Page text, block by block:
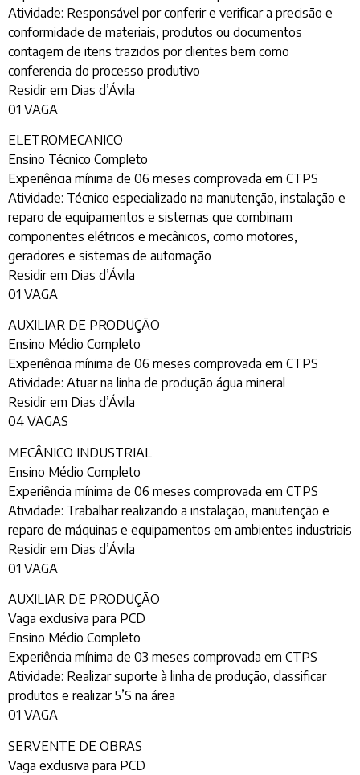
Atividade: Responsável por conferir e verificar a precisão e
conformidade de materiais, produtos ou documentos
contagem de itens trazidos por clientes bem como
conferencia do processo produtivo
Residir em Dias d’Ávila
01 VAGA
ELETROMECANICO
Ensino Técnico Completo
Experiência mínima de 06 meses comprovada em CTPS
Atividade: Técnico especializado na manutenção, instalação e
reparo de equipamentos e sistemas que combinam
componentes elétricos e mecânicos, como motores,
geradores e sistemas de automação
Residir em Dias d’Ávila
01 VAGA
AUXILIAR DE PRODUÇÃO
Ensino Médio Completo
Experiência mínima de 06 meses comprovada em CTPS
Atividade: Atuar na linha de produção água mineral
Residir em Dias d’Ávila
04 VAGAS
MECÂNICO INDUSTRIAL
Ensino Médio Completo
Experiência mínima de 06 meses comprovada em CTPS
Atividade: Trabalhar realizando a instalação, manutenção e
reparo de máquinas e equipamentos em ambientes industriais
Residir em Dias d’Ávila
01 VAGA
AUXILIAR DE PRODUÇÃO
Vaga exclusiva para PCD
Ensino Médio Completo
Experiência mínima de 03 meses comprovada em CTPS
Atividade: Realizar suporte à linha de produção, classificar
produtos e realizar 5’S na área
01 VAGA
SERVENTE DE OBRAS
Vaga exclusiva para PCD